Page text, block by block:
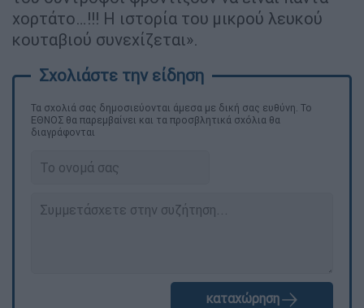
χορτάτο…!!! Η ιστορία του μικρού λευκού
κουταβιού συνεχίζεται».
Τα σχολιά σας δημοσιεύονται άμεσα με δική σας ευθύνη. Το
ΕΘΝΟΣ θα παρεμβαίνει και τα προσβλητικά σχόλια θα
διαγράφονται
καταχώρηση